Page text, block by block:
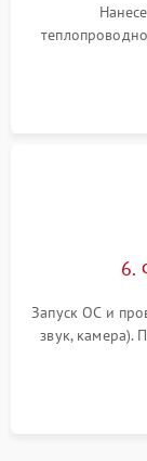
шлейфов,
6.
Запуск ОС и
звук, камера).
для